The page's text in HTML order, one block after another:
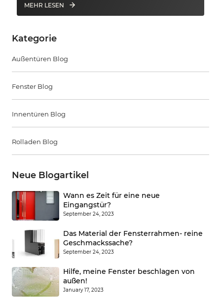
MEHR LESEN
Kategorie
Außentüren Blog
Fenster Blog
Innentüren Blog
Rolladen Blog
Neue Blogartikel
Wann es Zeit für eine neue
Eingangstür?
September 24, 2023
Das Material der Fensterrahmen- reine
Geschmackssache?
September 24, 2023
Hilfe, meine Fenster beschlagen von
außen!
January 17, 2023